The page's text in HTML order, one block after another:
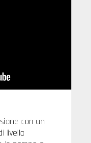
con un
livello